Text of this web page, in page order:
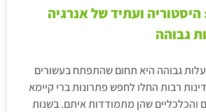
היסטוריה ועתיד של אנרגיה
גבוהה
גבוהה היא תחום שהתפתח בעשורים
רבות החלו לחפש פתרונות ברי קיימא
והכלכליים שהן מתמודדות איתם. בשנות